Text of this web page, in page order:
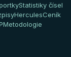
Statistiky čísel
HerculesCeník
Metodologie